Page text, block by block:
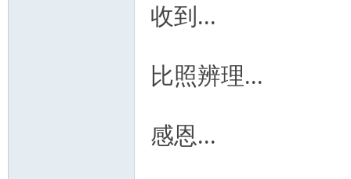
收到...
比照辨理...
感恩...